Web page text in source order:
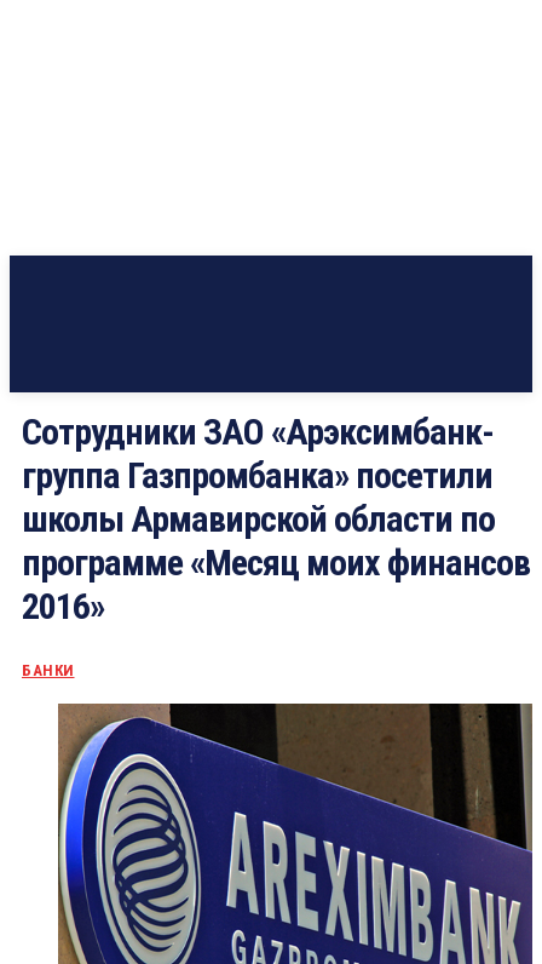
Сотрудники ЗАО «Арэксимбанк-
группа Газпромбанка» посетили
школы Армавирской области по
программе «Месяц моих финансов
2016»
БАНКИ